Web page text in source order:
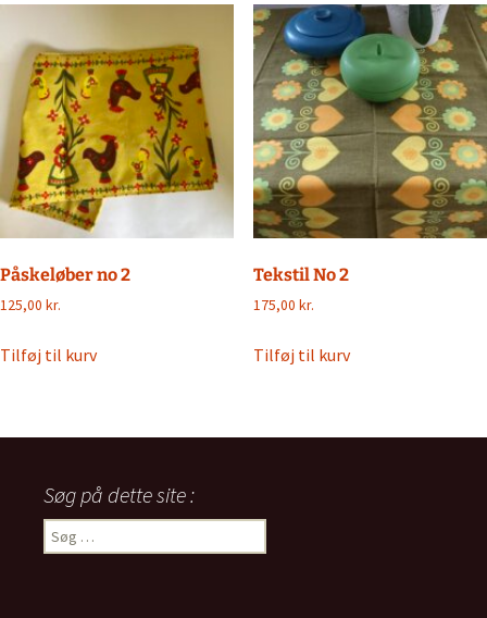
Påskeløber no 2
125,00 kr.
Tilføj til kurv
Tekstil No 2
175,00 kr.
Tilføj til kurv
Søg på dette site :
Søg
efter: